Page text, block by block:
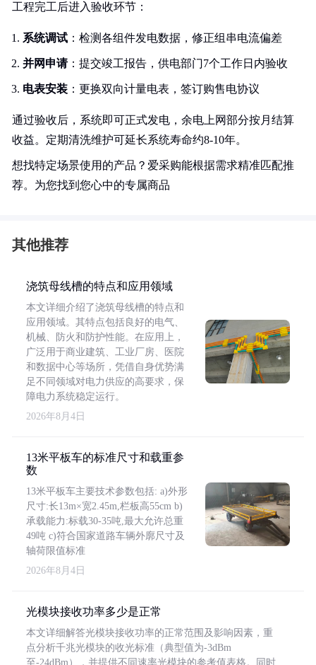
工程完工后进入验收环节：
系统调试 ：检测各组件发电数据，修正组串电流偏差
并网申请：提交竣工报告，供电部门7个工作日内验收
电表安装 ：更换双向计量电表，签订购售电协议
通过验收后，系统即可正式发电，余电上网部分按月结算
收益。定期清洗维护可延长系统寿命约8-10年。
想找特定场景使用的产品？爱采购能根据需求精准匹配推
荐。为您找到您心中的专属商品
其他推荐
浇筑母线槽的特点和应用领域
本文详细介绍了浇筑母线槽的特点和
应用领域。其特点包括良好的电气、
机械、防火和防护性能。在应用上，
广泛用于商业建筑、工业厂房、医院
和数据中心等场所，凭借自身优势满
足不同领域对电力供应的高要求，保
障电力系统稳定运行。
2026年8月4日
13米平板车的标准尺寸和载重参
数
13米平板车主要技术参数包括: a)外形
尺寸:长13m×宽2.45m,栏板高55cm b)
承载能力:标载30-35吨,最大允许总重
49吨 c)符合国家道路车辆外廓尺寸及
轴荷限值标准
2026年8月4日
光模块接收功率多少是正常
本文详细解答光模块接收功率的正常范围及影响因素，重
点分析千兆光模块的收光标准（典型值为-3dBm
至-24dBm），并提供不同速率光模块的参考值表格。同时